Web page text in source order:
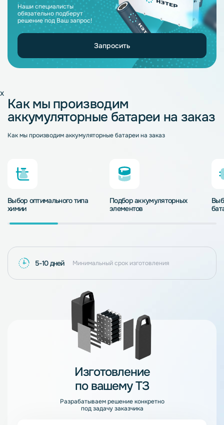
Наши специалисты
обязательно подберут
решение под Ваш запрос!
Запросить
x
Как мы производим
аккумуляторные батареи на заказ
Как мы производим аккумуляторные батареи на заказ
5-10 дней Минимальный срок изготовления
Выбор оптимального типа
химии
Подбор аккумуляторных
элементов
Изготовление
по вашему ТЗ
Разрабатываем решение конкретно
под задачу заказчика